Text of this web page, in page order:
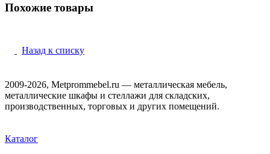
Похожие товары
Назад к списку
2009-2026, Metprommebel.ru — металлическая мебель,
металлические шкафы и стеллажи для складских,
производственных, торговых и других помещений.
Каталог